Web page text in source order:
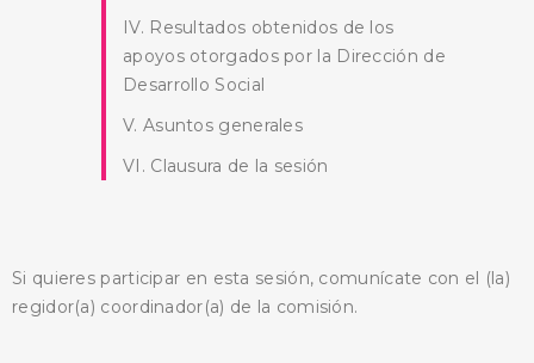
IV. Resultados obtenidos de los
apoyos otorgados por la Dirección de
Desarrollo Social
V. Asuntos generales
VI. Clausura de la sesión
Si quieres participar en esta sesión, comunícate con el (la)
regidor(a) coordinador(a) de la comisión.